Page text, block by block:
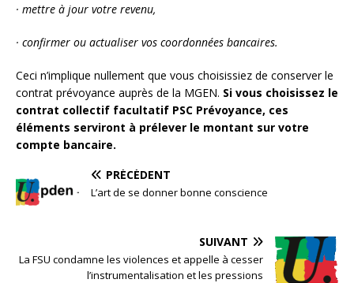
· mettre à jour votre revenu,
· confirmer ou actualiser vos coordonnées bancaires.
Ceci n’implique nullement que vous choisissiez de conserver le
contrat prévoyance auprès de la MGEN. Si vous choisissez le
contrat collectif facultatif PSC Prévoyance, ces
éléments serviront à prélever le montant sur votre
compte bancaire.
PRÉCÉDENT
L’art de se donner bonne conscience
SUIVANT
La FSU condamne les violences et appelle à cesser
l’instrumentalisation et les pressions